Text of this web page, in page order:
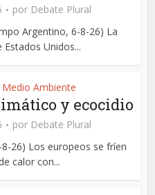
por Debate Plural
Argentino, 6-8-26) La
Unidos...
Medio Ambiente
y ecocidio
por Debate Plural
26) Los europeos se fríen
calor con...